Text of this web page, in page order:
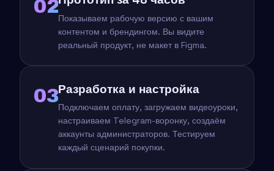
02
Показываем рабочую версию с вашим
контентом и брендингом. Вы видите
реальный продукт, не макет в Figma.
03Разработка и настройка
Подключаем оплату, загружаем видеоуроки,
настраиваем Telegram-воронку, создаём
аккаунты администраторов. Тестируем
каждый сценарий покупки.